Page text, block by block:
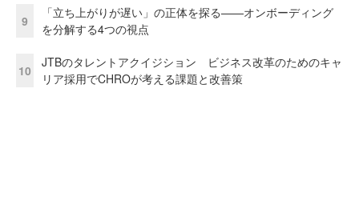
9
「立ち上がりが遅い」の正体を探る——オンボーディング
を分解する4つの視点
10
JTBのタレントアクイジション ビジネス改革のためのキャ
リア採用でCHROが考える課題と改善策